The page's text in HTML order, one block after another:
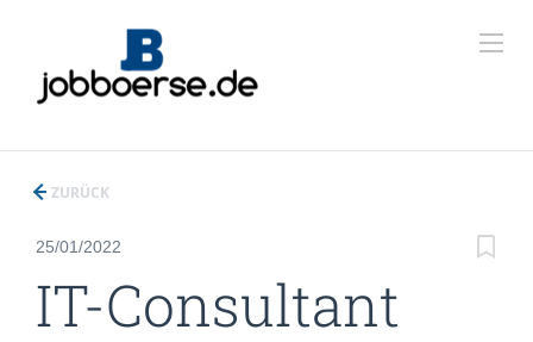
ZURÜCK
25/01/2022
IT-Consultant